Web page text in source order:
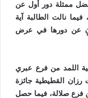
ممثلة دور أول عن
نالت الطالبة آية
عن دورها في عرض
اللمد من فرع عبري
رزان القطيطية جائزة
فرع صلالة، فيما حصل